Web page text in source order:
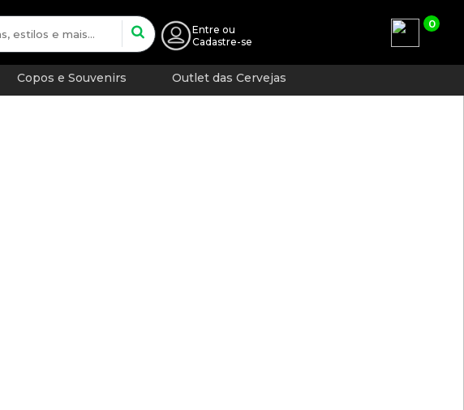
Entre ou
Cadastre-se
0
Copos e Souvenirs Outlet das Cervejas